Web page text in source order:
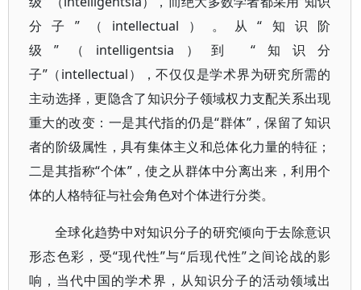
分子”（intellectual）。从“知识阶
级”（intelligentsia）到 “知识分
子”（intellectual），不仅仅是学术界为研究所需的
主动选择，更隐含了知识分子领域权力支配关系出现
重大的改变：一是其代指的仍是“群体”，保留了知识
者的阶级属性，具有集体主义和总体化力量的特征；
二是其指称“个体”，使之从群体中分离出来，利用个
体的人格特征与社会角色对个体进行分类。
全球化趋势中对知识分子的研究倾向于去除意识
形态色彩，受“现代性”与“后现代性”之间论战的影
响，当代中国的学术界，从知识分子的活动领域出